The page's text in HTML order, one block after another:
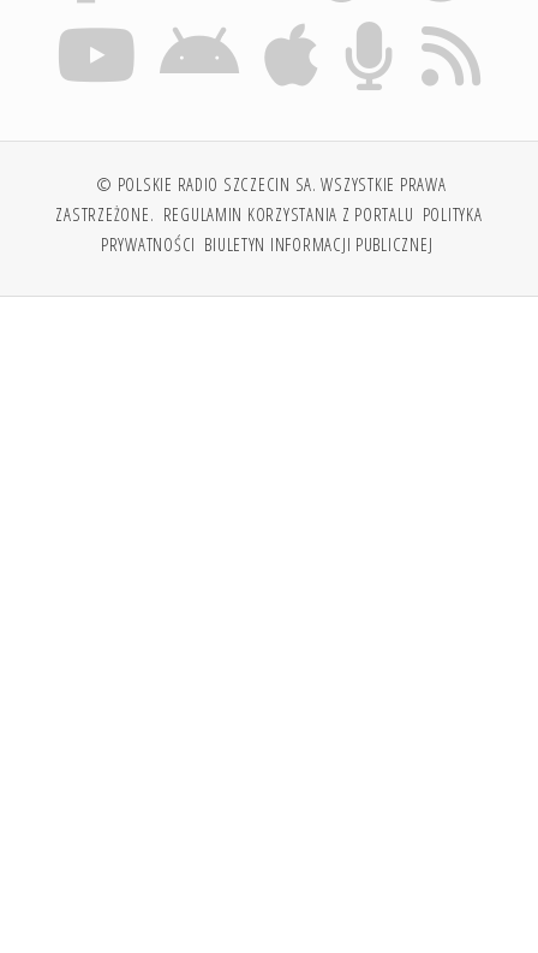
© POLSKIE RADIO SZCZECIN SA. WSZYSTKIE PRAWA
ZASTRZEŻONE. REGULAMIN KORZYSTANIA Z PORTALU POLITYKA
PRYWATNOŚCI BIULETYN INFORMACJI PUBLICZNEJ